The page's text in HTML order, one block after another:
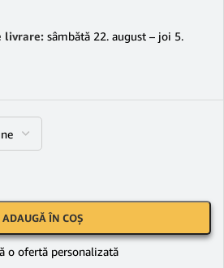
livrare: sâmbătă 22. august – joi 5.
ADAUGĂ ÎN COȘ
o ofertă personalizată